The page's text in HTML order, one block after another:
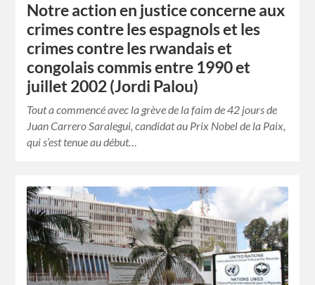
Notre action en justice concerne aux
crimes contre les espagnols et les
crimes contre les rwandais et
congolais commis entre 1990 et
juillet 2002 (Jordi Palou)
Tout a commencé avec la grève de la faim de 42 jours de
Juan Carrero Saralegui, candidat au Prix Nobel de la Paix,
qui s’est tenue au début…